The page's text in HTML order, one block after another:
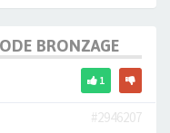
BRONZAGE
1
#2946207